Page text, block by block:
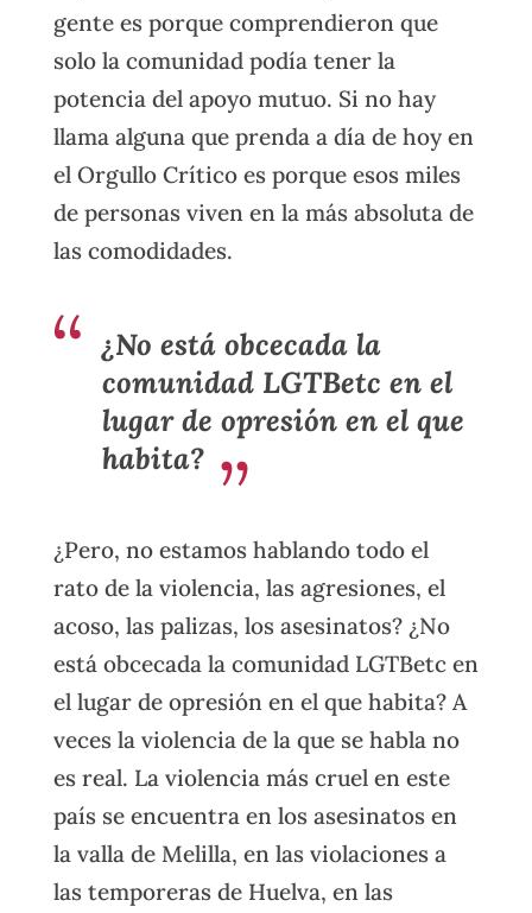
gente es porque comprendieron que
solo la comunidad podía tener la
potencia del apoyo mutuo. Si no hay
llama alguna que prenda a día de hoy en
el Orgullo Crítico es porque esos miles
de personas viven en la más absoluta de
las comodidades.
¿No está obcecada la
comunidad LGTBetc en el
lugar de opresión en el que
habita?
¿Pero, no estamos hablando todo el
rato de la violencia, las agresiones, el
acoso, las palizas, los asesinatos? ¿No
está obcecada la comunidad LGTBetc en
el lugar de opresión en el que habita? A
veces la violencia de la que se habla no
es real. La violencia más cruel en este
país se encuentra en los asesinatos en
la valla de Melilla, en las violaciones a
las temporeras de Huelva, en las